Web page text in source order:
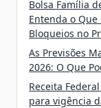
Bolsa Família
Entenda o
Bloqueios no
As Previsões
2026: O Que
Receita
para vigência